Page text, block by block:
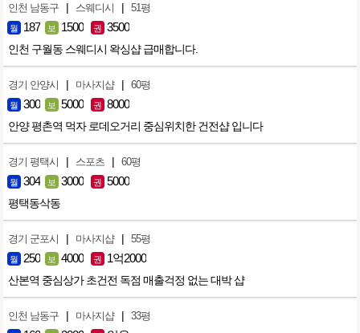
인천 남동구 | 스웨디시 | 51평
월 187 보 1500 권 3500
인천 구월동 스웨디시 왁싱샵 급매합니다.
경기 안양시 | 마사지샵 | 60평
월 300 보 5000 권 8000
안양 평촌역 먹자 로데오거리 중심위치한 건전샵 입니다
경기 평택시 | 스포츠 | 60평
월 304 보 3000 권 5000
평택동삭동
경기 군포시 | 마사지샵 | 55평
월 250 보 4000 권 1억2000
산본역 중심상가 초건전 독점 매출걱정 없는 대박 샵
인천 남동구 | 마사지샵 | 33평